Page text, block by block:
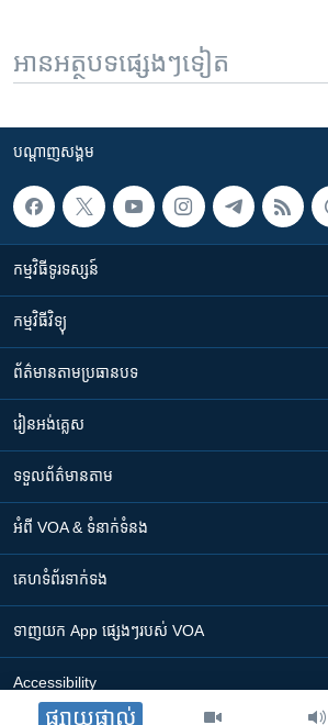
ផ្សាយផ្ទាល់
អានអត្ថបទផ្សេងៗទៀត
បណ្តាញ​សង្គម
កម្មវិធី​ទូរទស្សន៍
កម្មវិធី​វិទ្យុ
ព័ត៌មាន​តាមប្រធានបទ​
រៀន​​អង់គ្លេស
ទទួល​ព័ត៌មាន​តាម
អំពី​ VOA & ទំនាក់ទំនង
គេហទំព័រ​​ទាក់ទង
ទាញយក​ App ផ្សេងៗ​របស់​ VOA
Accessibility